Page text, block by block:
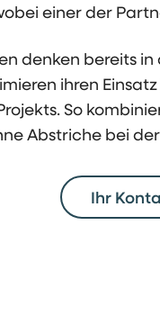
einer der
denken bereits
ihren
So
Abstriche bei
Ihr